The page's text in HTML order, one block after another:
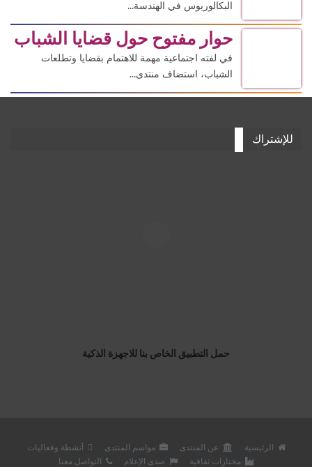
البكالوريوس في الهندسة...
حوار مفتوح حول قضايا الشباب
في لفته اجتماعية مهمة للاهتمام بقضايا وتطلعات
الشباب، استضاف منتدى...
للإشتراك
حمل التطبيق الخاص بنا للاجهزة الذكية
الرئيسية عن المنتدى مواسم المنتدى
أنشطة وفعاليات
مختارات ثقافية
صدى الإعلام التواصل معنا